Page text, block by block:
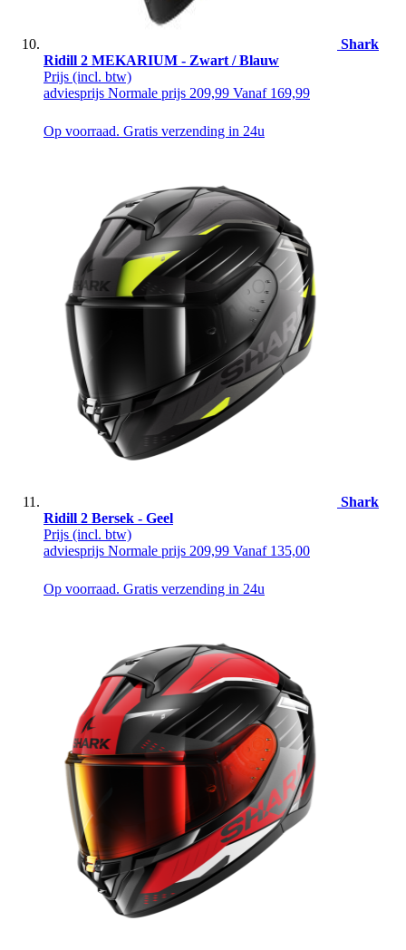
Shark
Ridill 2 MEKARIUM - Zwart / Blauw
Prijs (incl. btw)
adviesprijs Normale prijs 209,99 Vanaf 169,99
Op voorraad. Gratis verzending in 24u
Shark
Ridill 2 Bersek - Geel
Prijs (incl. btw)
adviesprijs Normale prijs 209,99 Vanaf 135,00
Op voorraad. Gratis verzending in 24u